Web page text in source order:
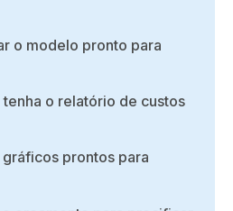
o modelo pronto para
o relatório de custos
prontos para